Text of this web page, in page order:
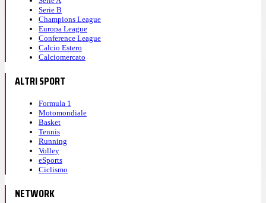
Serie B
Champions League
Europa League
Conference League
Calcio Estero
Calciomercato
ALTRI SPORT
Formula 1
Motomondiale
Basket
Tennis
Running
Volley
eSports
Ciclismo
NETWORK